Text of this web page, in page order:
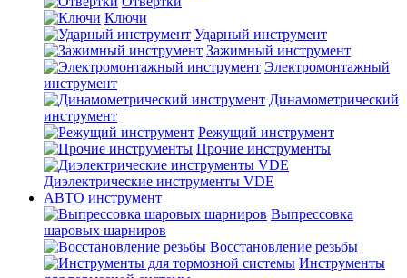
Ключи
Ударный инструмент
Зажимный инструмент
Электромонтажный
инструмент
Динамометрический
инструмент
Режущий инструмент
Прочие инструменты
Диэлектрические инструменты VDE
АВТО инструмент
Выпрессовка
шаровых шарниров
Восстановление резьбы
Инструменты